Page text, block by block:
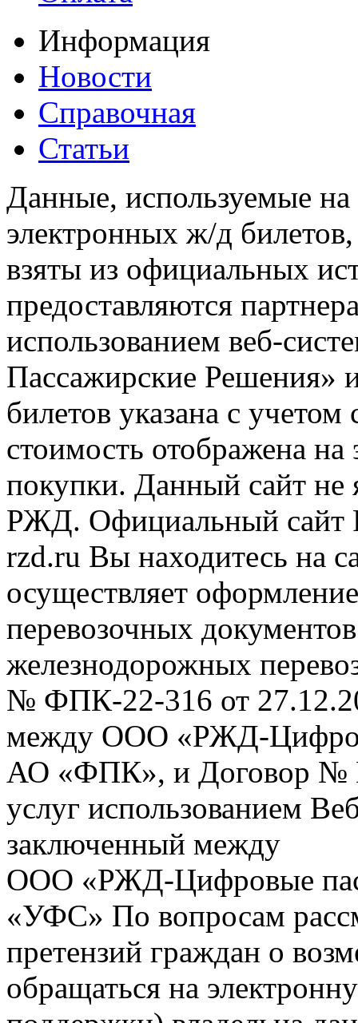
Информация
Новости
Справочная
Статьи
Данные, используемые на
электронных ж/д
взяты из официальных
предоставляются
использованием веб-
Пассажирские
билетов указана с
стоимость отображена
покупки. Данный сайт не
РЖД. Официальный сайт
rzd.ru Вы находитесь на
осуществляет
перевозочных
железнодорожных
№ ФПК-22-316 от
между ООО «РЖД-
АО «ФПК», и Договор №
услуг использованием
заключенный между
ООО «РЖД-Цифровые
«УФС» По вопросам
претензий граждан о
обращаться на